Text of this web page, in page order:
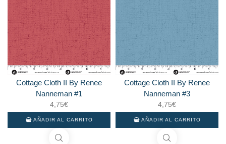
Cottage Cloth II By Renee
Nanneman #1
4,75€
AÑADIR AL CARRITO
Cottage Cloth II By Renee
Nanneman #3
4,75€
AÑADIR AL CARRITO